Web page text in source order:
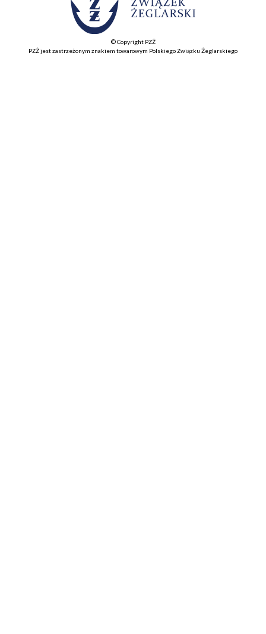
© Copyright PZŻ
PZŻ jest zastrzeżonym znakiem towarowym Polskiego Związku Żeglarskiego